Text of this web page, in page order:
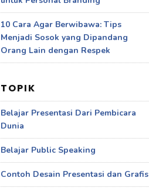
10 Cara Agar Berwibawa: Tips
Menjadi Sosok yang Dipandang
Orang Lain dengan Respek
TOPIK
Belajar Presentasi Dari Pembicara
Dunia
Belajar Public Speaking
Contoh Desain Presentasi dan Grafis